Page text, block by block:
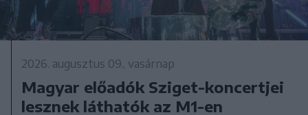
2026. augusztus 09., vasárnap
Magyar előadók Sziget-koncertjei
lesznek láthatók az M1-en